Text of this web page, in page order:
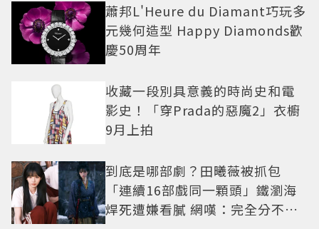
蕭邦L'Heure du Diamant巧玩多
元幾何造型 Happy Diamonds歡
慶50周年
收藏一段別具意義的時尚史和電
影史！「穿Prada的惡魔2」衣櫥
9月上拍
到底是哪部劇？田曦薇被抓包
「連續16部戲同一顆頭」鐵瀏海
焊死遭嫌看膩 網嘆：完全分不出